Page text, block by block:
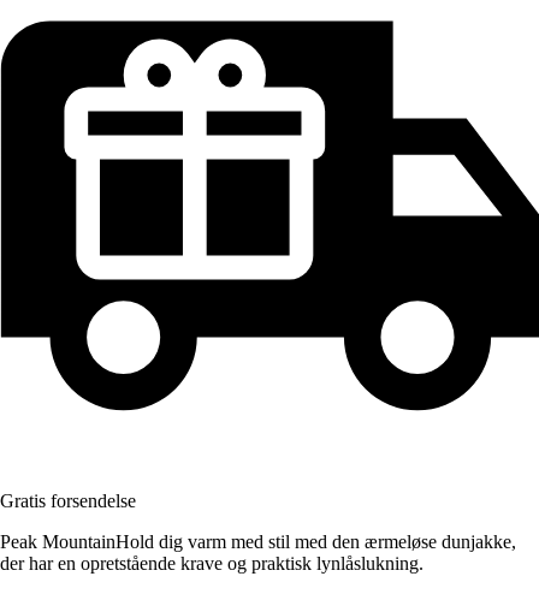
Gratis forsendelse
Peak MountainHold dig varm med stil med den ærmeløse dunjakke,
der har en opretstående krave og praktisk lynlåslukning.